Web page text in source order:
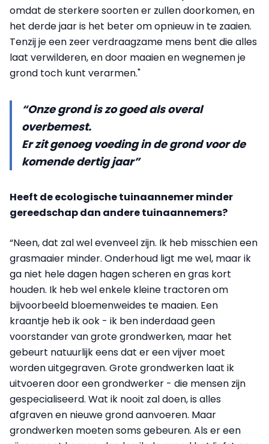
omdat de sterkere soorten er zullen doorkomen, en
het derde jaar is het beter om opnieuw in te zaaien.
Tenzij je een zeer verdraagzame mens bent die alles
laat verwilderen, en door maaien en wegnemen je
grond toch kunt verarmen."
“Onze grond is zo goed als overal
overbemest.
Er zit genoeg voeding in de grond voor de
komende dertig jaar”
Heeft de ecologische tuinaannemer minder
gereedschap dan andere tuinaannemers?
“Neen, dat zal wel evenveel zijn. Ik heb misschien een
grasmaaier minder. Onderhoud ligt me wel, maar ik
ga niet hele dagen hagen scheren en gras kort
houden. Ik heb wel enkele kleine tractoren om
bijvoorbeeld bloemenweides te maaien. Een
kraantje heb ik ook - ik ben inderdaad geen
voorstander van grote grondwerken, maar het
gebeurt natuurlijk eens dat er een vijver moet
worden uitgegraven. Grote grondwerken laat ik
uitvoeren door een grondwerker - die mensen zijn
gespecialiseerd. Wat ik nooit zal doen, is alles
afgraven en nieuwe grond aanvoeren. Maar
grondwerken moeten soms gebeuren. Als er een